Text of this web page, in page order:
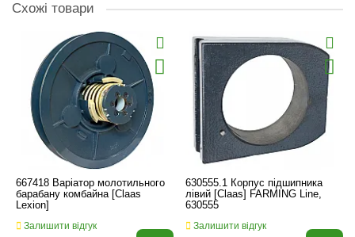
Схожі товари
667418 Варіатор молотильного
барабану комбайна [Claas
Lexion]
Залишити відгук
630555.1 Корпус підшипника
лівий [Claas] FARMING Line,
630555
Залишити відгук